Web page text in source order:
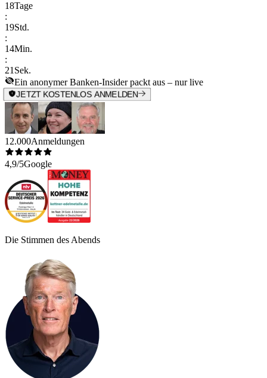
18Tage
:
19Std.
:
14Min.
:
21Sek.
Ein anonymer Banken-Insider packt aus – nur live
JETZT KOSTENLOS ANMELDEN
12.000Anmeldungen
4,9/5Google
Die Stimmen des Abends